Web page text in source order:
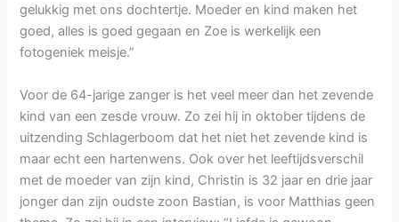
gelukkig met ons dochtertje. Moeder en kind maken het
goed, alles is goed gegaan en Zoe is werkelijk een
fotogeniek meisje.”
Voor de 64-jarige zanger is het veel meer dan het zevende
kind van een zesde vrouw. Zo zei hij in oktober tijdens de
uitzending Schlagerboom dat het niet het zevende kind is
maar echt een hartenwens. Ook over het leeftijdsverschil
met de moeder van zijn kind, Christin is 32 jaar en drie jaar
jonger dan zijn oudste zoon Bastian, is voor Matthias geen